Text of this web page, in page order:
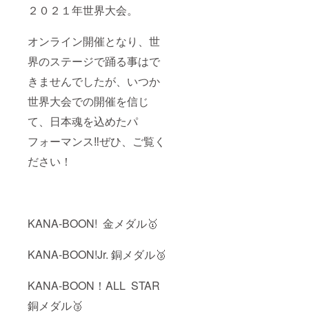
２０２１年世界大会。
オンライン開催となり、世
界のステージで踊る事はで
きませんでしたが、いつか
世界大会での開催を信じ
て、日本魂を込めたパ
フォーマンス‼️ぜひ、ご覧く
ださい！
KANA-BOON! 金メダル🥇
KANA-BOON!Jr. 銅メダル🥉
KANA-BOON！ALL STAR
銅メダル🥉